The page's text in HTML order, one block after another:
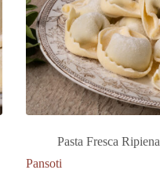
Pasta Fresca Ripiena
Pansoti